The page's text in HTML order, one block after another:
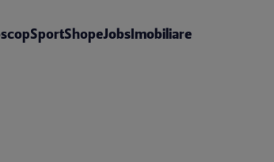
SportShopeJobsImobiliare